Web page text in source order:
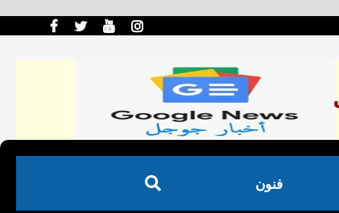
فنون